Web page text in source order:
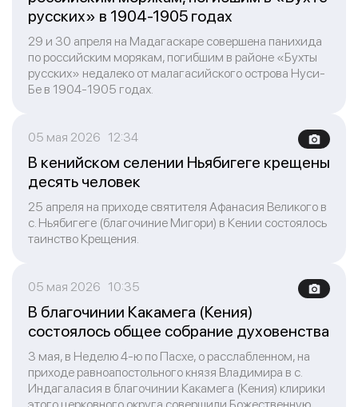
русских» в 1904-1905 годах
29 и 30 апреля на Мадагаскаре совершена панихида
по российским морякам, погибшим в районе «Бухты
русских» недалеко от малагасийского острова Нуси-
Бе в 1904-1905 годах.
05 мая 2026 12:34
В кенийском селении Ньябигеге крещены
десять человек
25 апреля на приходе святителя Афанасия Великого в
с. Ньябигеге (благочиние Мигори) в Кении состоялось
таинство Крещения.
05 мая 2026 10:35
В благочинии Какамега (Кения)
состоялось общее собрание духовенства
3 мая, в Неделю 4-ю по Пасхе, о расслабленном, на
приходе равноапостольного князя Владимира в с.
Индагаласия в благочинии Какамега (Кения) клирики